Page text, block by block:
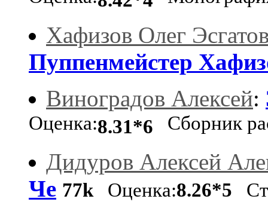
Хафизов Олег
Пуппенмейстер
Виноградов Алексей:
Оценка:8.31*6
Сборник
Дидуров Алексей
Че 77k Оценка:8.26*5